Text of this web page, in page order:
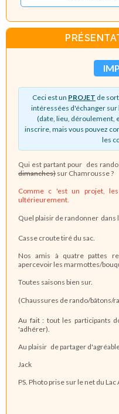
Ceci est un PROJET de
intéressées d'échanger
(date, lieu, déroulement,
inscrire, mais vous pouvez
les
Qui est partant pour des
dimanches) sur Chamrousse ?
Comme c 'est un projet,
ultérieurement.
Quel plaisir de randonner dans
Casse croute tiré du sac.
Nos amis à quatre pattes
apercevoir les marmottes/
Toutes saisons bien sur.
(Chaussures de rando/bâtons/
Au fait : tout les participants
'adhérer).
Au plaisir de partager
Jack
PS. Photo prise sur le net du Lac